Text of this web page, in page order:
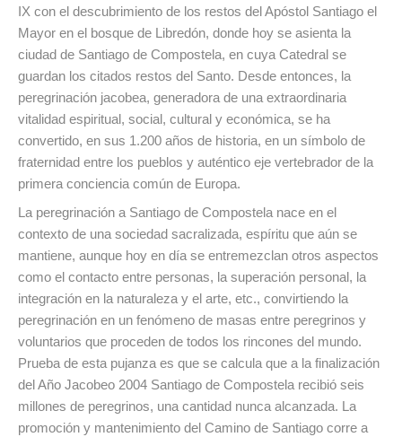
IX con el descubrimiento de los restos del Apóstol Santiago el
Mayor en el bosque de Libredón, donde hoy se asienta la
ciudad de Santiago de Compostela, en cuya Catedral se
guardan los citados restos del Santo. Desde entonces, la
peregrinación jacobea, generadora de una extraordinaria
vitalidad espiritual, social, cultural y económica, se ha
convertido, en sus 1.200 años de historia, en un símbolo de
fraternidad entre los pueblos y auténtico eje vertebrador de la
primera conciencia común de Europa.
La peregrinación a Santiago de Compostela nace en el
contexto de una sociedad sacralizada, espíritu que aún se
mantiene, aunque hoy en día se entremezclan otros aspectos
como el contacto entre personas, la superación personal, la
integración en la naturaleza y el arte, etc., convirtiendo la
peregrinación en un fenómeno de masas entre peregrinos y
voluntarios que proceden de todos los rincones del mundo.
Prueba de esta pujanza es que se calcula que a la finalización
del Año Jacobeo 2004 Santiago de Compostela recibió seis
millones de peregrinos, una cantidad nunca alcanzada. La
promoción y mantenimiento del Camino de Santiago corre a